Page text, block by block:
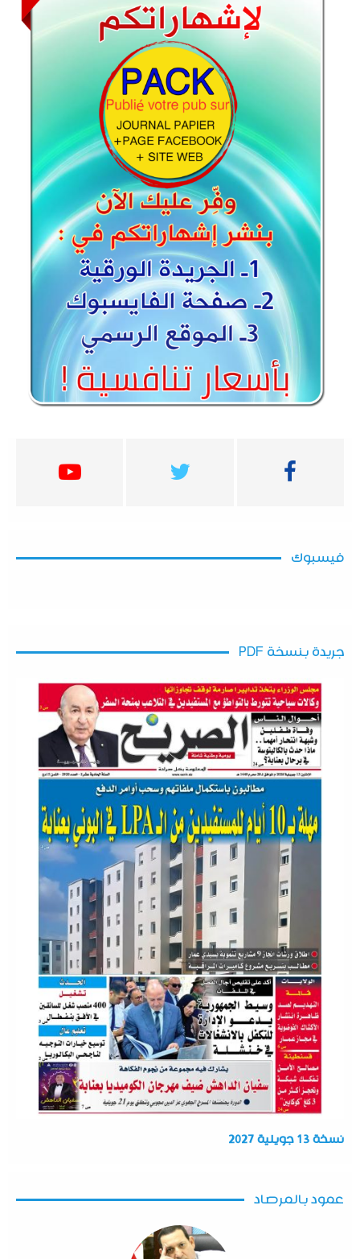
فيسبوك
جريدة بنسخة PDF
نسخة 13 جويلية 2027
عمود بالمرصاد